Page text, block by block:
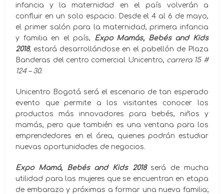
infancia y la maternidad en el país volverán a
confluir en un solo espacio. Desde el 4 al 6 de mayo,
el primer salón para la maternidad, primera infancia
y familia en el país, Expo Mamás, Bebés and Kids
2018, estará desarrollándose en el pabellón de Plaza
Banderas del centro comercial Unicentro, carrera 15 #
124 – 30.
Unicentro Bogotá será el escenario de tan esperado
evento que permite a los visitantes conocer los
productos más innovadores para bebés, niños y
mamás, pero que también es una ventana para los
emprendedores en el área, quienes podrán estudiar
nuevas oportunidades de negocios.
Expo Mamá, Bebés and Kids 2018será de mucha
utilidad para las mujeres que se encuentran en etapa
de embarazo y próximas a formar una nueva familia;